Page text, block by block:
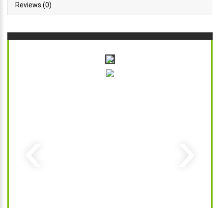
Reviews (0)